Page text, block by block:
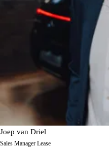
Joep van Driel
Sales Manager Lease